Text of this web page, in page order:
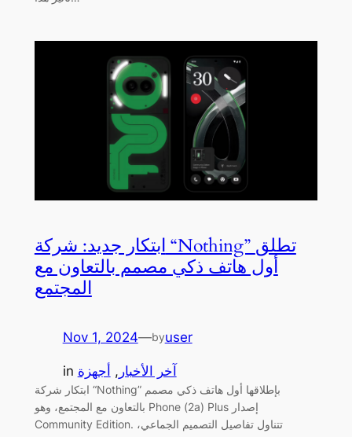
ابتكار جديد: شركة “Nothing” تطلق
أول هاتف ذكي مصمم بالتعاون مع
المجتمع
Nov 1, 2024—byuser
in آخر الأخبار , أجهزة
ابتكار شركة “Nothing” بإطلاقها أول هاتف ذكي مصمم
بالتعاون مع المجتمع، وهو Phone (2a) Plus إصدار
Community Edition. تتناول تفاصيل التصميم الجماعي،